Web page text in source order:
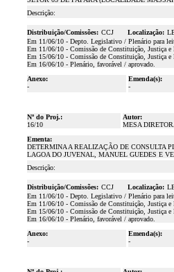
Descrição:
Distribuição/Comissões: CCJ Localização:
Em 11/06/10 - Depto. Legislativo / Plenário para
Em 11/06/10 - Comissão de Constituição, Justiça e
Em 15/06/10 - Comissão de Constituição, Justiça
Em 16/06/10 - Plenário, favorável / aprovado.
Anexo:
-
Emenda(s):
-
Nº do Proj.:
16/10
Autor:
MESA
Ementa:
DETERMINA A REALIZAÇÃO DE CONSULTA
LAGOA DO JUVENAL, MANUEL GUEDES E
Descrição:
Distribuição/Comissões: CCJ Localização:
Em 11/06/10 - Depto. Legislativo / Plenário para
Em 11/06/10 - Comissão de Constituição, Justiça e
Em 15/06/10 - Comissão de Constituição, Justiça
Em 16/06/10 - Plenário, favorável / aprovado.
Anexo:
-
Emenda(s):
-